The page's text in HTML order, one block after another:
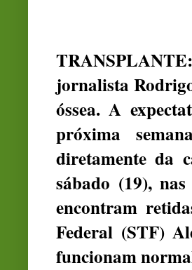
jornalista
óssea. A
próxima
diretamente da
sábado (19),
encontram
Federal (STF)
funcionam